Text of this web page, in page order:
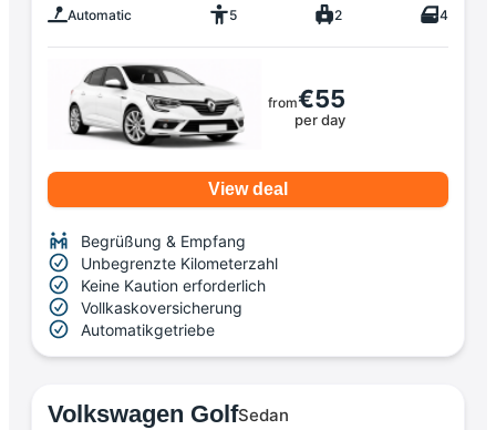
Automatic 5 2 4
from€55
per day
View deal
Begrüßung & Empfang
Unbegrenzte Kilometerzahl
Keine Kaution erforderlich
Vollkaskoversicherung
Automatikgetriebe
Volkswagen GolfSedan